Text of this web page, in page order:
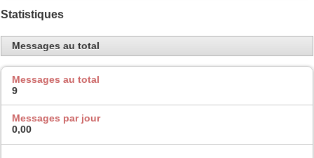
Statistiques
Messages au total
Messages au total
9
Messages par jour
0,00